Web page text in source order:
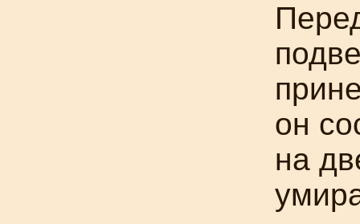
он
на